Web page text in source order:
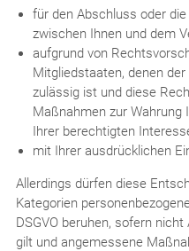
für den Abschluss oder
zwischen Ihnen und dem
aufgrund von
Mitgliedstaaten, denen
zulässig ist und diese
Maßnahmen zur Wahrung
Ihrer berechtigten
mit Ihrer ausdrücklichen
Allerdings dürfen diese
Kategorien
DSGVO beruhen, sofern
gilt und angemessene